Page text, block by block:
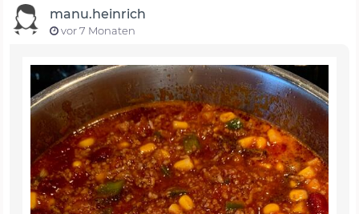
manu.heinrich
vor 7 Monaten